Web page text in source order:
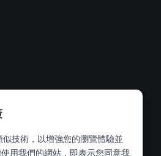
技術，以增強您的瀏覽體驗並
用我們的網站，即表示您同意我